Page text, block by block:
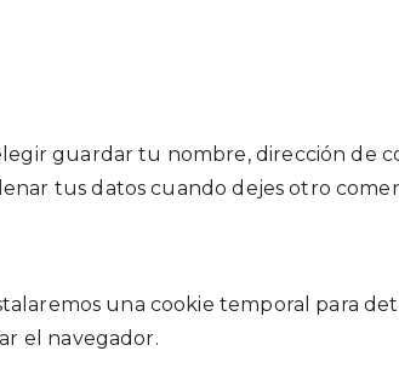
guardar tu nombre, dirección de
tus datos cuando dejes otro
una cookie temporal para
el navegador.